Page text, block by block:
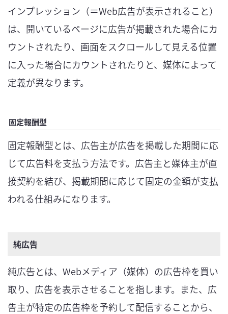
インプレッション（＝Web広告が表示されること）
は、開いているページに広告が掲載された場合にカ
ウントされたり、画面をスクロールして見える位置
に入った場合にカウントされたりと、媒体によって
定義が異なります。
固定報酬型
固定報酬型とは、広告主が広告を掲載した期間に応
じて広告料を支払う方法です。広告主と媒体主が直
接契約を結び、掲載期間に応じて固定の金額が支払
われる仕組みになります。
純広告
純広告とは、Webメディア（媒体）の広告枠を買い
取り、広告を表示させることを指します。また、広
告主が特定の広告枠を予約して配信することから、